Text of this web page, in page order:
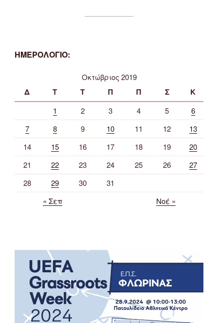
ΗΜΕΡΟΛΟΓΙΟ:
Οκτώβριος 2019
Δ Τ Τ Π Π Σ Κ
1 2 3 4 5
6
7
8 9 10 11 12
13
14
15 16 17 18 19
20
21
22 23 24 25 26
27
28
29 30
31
« Σεπ
Νοέ »